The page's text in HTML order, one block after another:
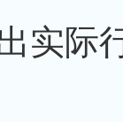
实际